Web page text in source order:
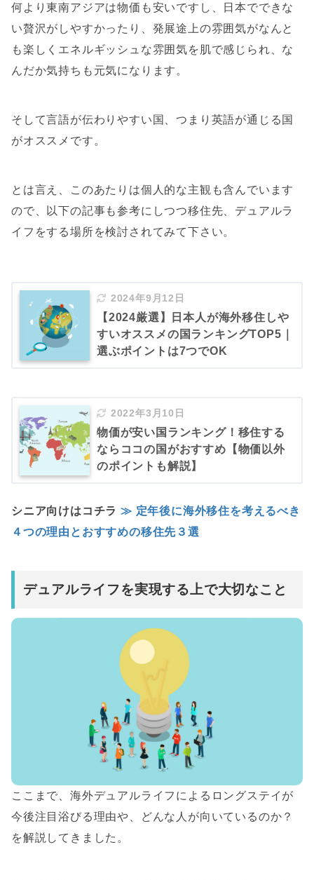
何より東南アジアは物価も安いですし、日本でできな
い贅沢がしやすかったり、発展途上の雰囲気がなんと
も楽しくエネルギッシュな雰囲気を肌で感じられ、な
んだか気持ちも元気になります。
そして言語が伝わりやすい国、つまり英語が通じる国
がオススメです。
とは言え、このあたりは個人的な主観も含んでいます
ので、以下の記事も参考にしつつ移住先、デュアルラ
イフをする場所を検討されてみて下さい。
2024年9月12日
【2024厳選】日本人が海外移住しや
すいオススメの国ランキングTOP5｜
選ぶポイントは7つでOK
2022年3月10日
物価が安い国ランキング！移住する
ならココの国がおすすめ【物価以外
のポイントも解説】
シニア向けはコチラ ≫ 定年後に海外移住を考えるべき
４つの理由とおすすめの移住先３選
デュアルライフを実現する上で大切なこと
ここまで、海外デュアルライフによるロングステイが
今後注目浴びる理由や、どんな人が向いているのか？
を解説してきました。